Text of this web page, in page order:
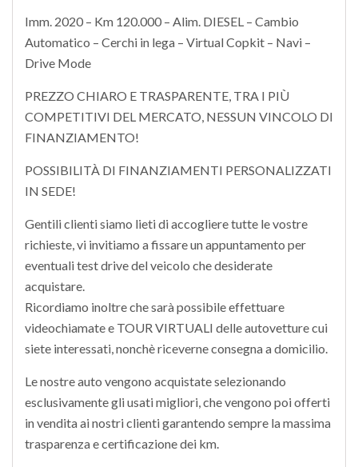
Imm. 2020 – Km 120.000 – Alim. DIESEL – Cambio
Automatico – Cerchi in lega – Virtual Copkit – Navi –
Drive Mode
PREZZO CHIARO E TRASPARENTE, TRA I PIÙ
COMPETITIVI DEL MERCATO, NESSUN VINCOLO DI
FINANZIAMENTO!
POSSIBILITÀ DI FINANZIAMENTI PERSONALIZZATI
IN SEDE!
Gentili clienti siamo lieti di accogliere tutte le vostre
richieste, vi invitiamo a fissare un appuntamento per
eventuali test drive del veicolo che desiderate
acquistare.
Ricordiamo inoltre che sarà possibile effettuare
videochiamate e TOUR VIRTUALI delle autovetture cui
siete interessati, nonchè riceverne consegna a domicilio.
Le nostre auto vengono acquistate selezionando
esclusivamente gli usati migliori, che vengono poi offerti
in vendita ai nostri clienti garantendo sempre la massima
trasparenza e certificazione dei km.